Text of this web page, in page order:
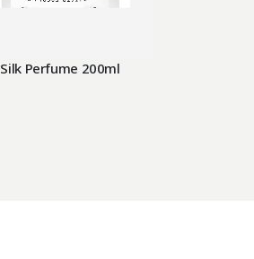
Silk Perfume 200ml